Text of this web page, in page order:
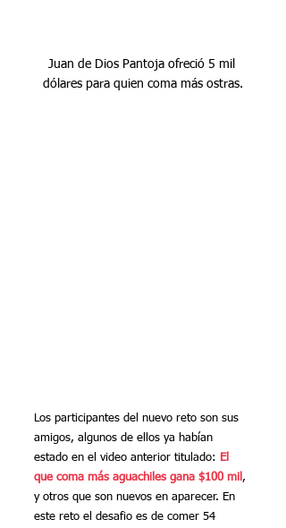
Juan de Dios Pantoja ofreció 5 mil
dólares para quien coma más ostras.
Los participantes del nuevo reto son sus
amigos, algunos de ellos ya habían
estado en el video anterior titulado:
El
que coma más aguachiles gana $100 mil ,
y otros que son nuevos en aparecer. En
este reto el desafio es de comer 54